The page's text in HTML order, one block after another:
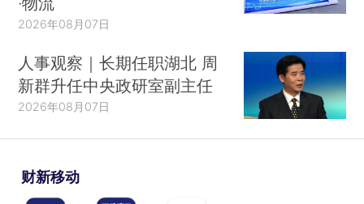
2026年08月07日
人事观察｜长期任职湖北 周
新群升任中央政研室副主任
2026年08月07日
财新移动